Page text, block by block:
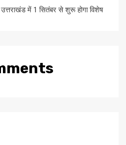
में 1 सितंबर से शुरू होगा विशेष